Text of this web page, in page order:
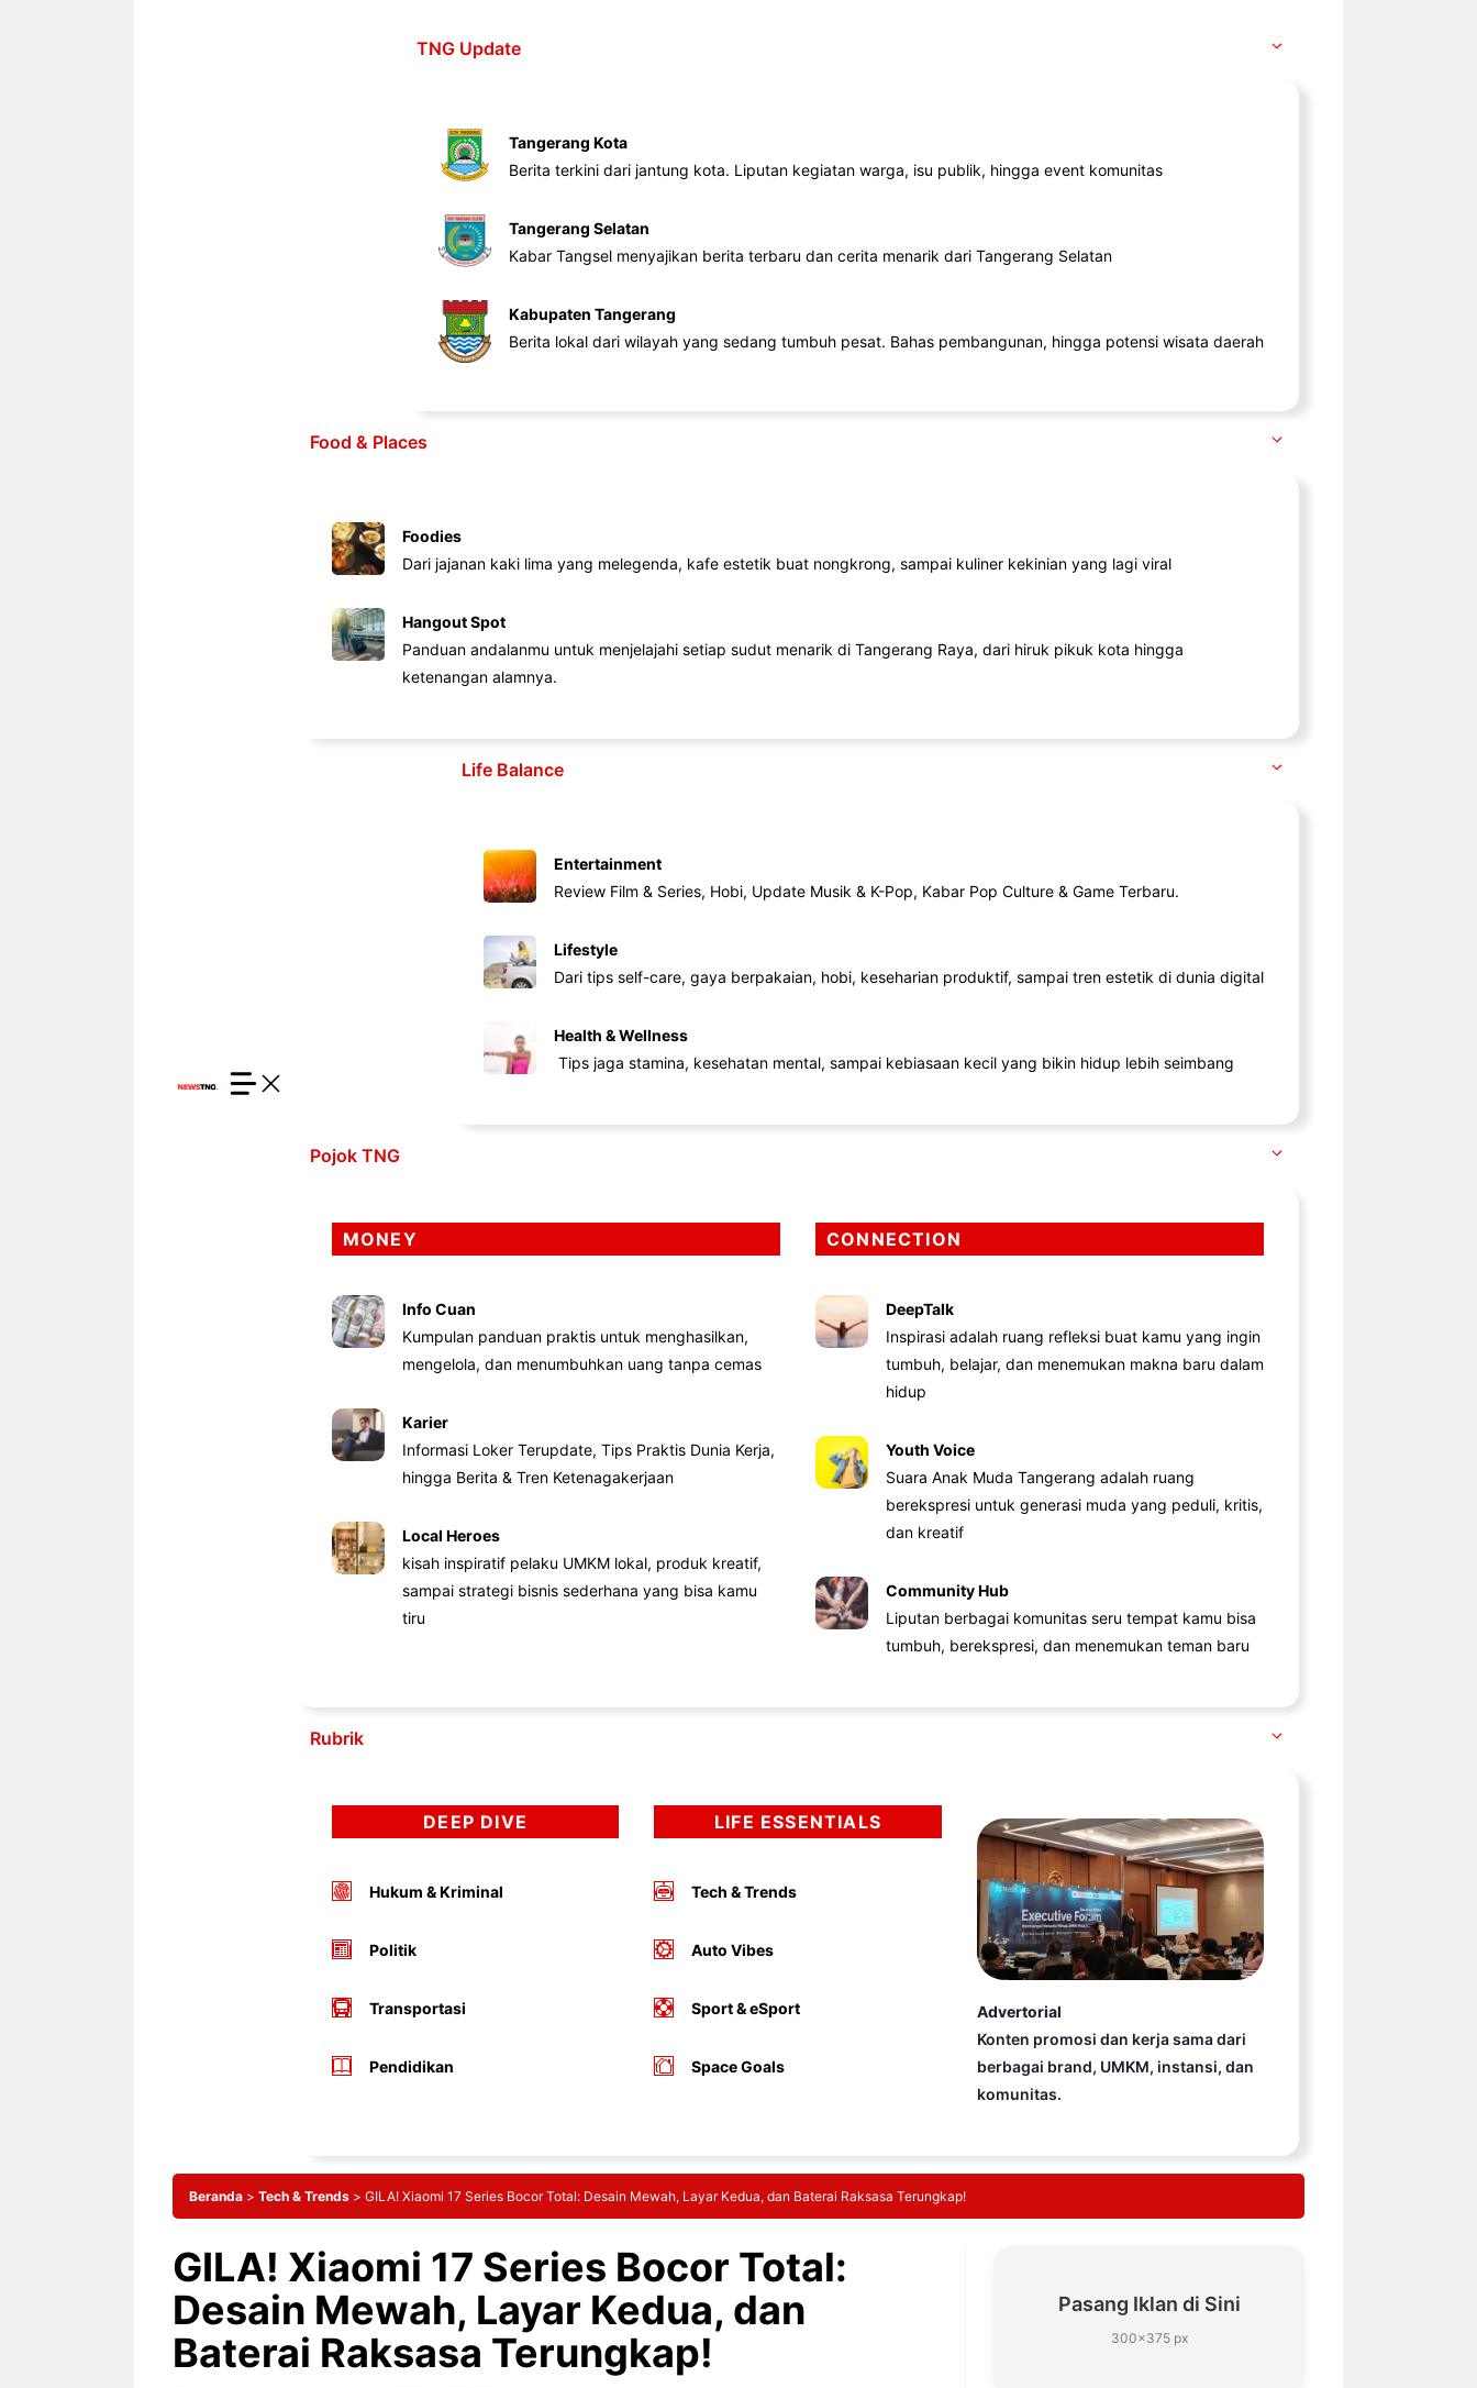
TNG Update
Tangerang Kota
Berita terkini dari jantung kota. Liputan kegiatan warga, isu publik, hingga event komunitas
Tangerang Selatan
Kabar Tangsel menyajikan berita terbaru dan cerita menarik dari Tangerang Selatan
Kabupaten Tangerang
Berita lokal dari wilayah yang sedang tumbuh pesat. Bahas pembangunan, hingga potensi wisata daerah
Food & Places
Foodies
Dari jajanan kaki lima yang melegenda, kafe estetik buat nongkrong, sampai kuliner kekinian yang lagi viral
Hangout Spot
Panduan andalanmu untuk menjelajahi setiap sudut menarik di Tangerang Raya, dari hiruk pikuk kota hingga
ketenangan alamnya.
Life Balance
Entertainment
Review Film & Series, Hobi, Update Musik & K-Pop, Kabar Pop Culture & Game Terbaru.
Lifestyle
Dari tips self-care, gaya berpakaian, hobi, keseharian produktif, sampai tren estetik di dunia digital
Health & Wellness
Tips jaga stamina, kesehatan mental, sampai kebiasaan kecil yang bikin hidup lebih seimbang
Pojok TNG
MONEY
Info Cuan
Kumpulan panduan praktis untuk menghasilkan,
mengelola, dan menumbuhkan uang tanpa cemas
Karier
Informasi Loker Terupdate, Tips Praktis Dunia Kerja,
hingga Berita & Tren Ketenagakerjaan
Local Heroes
kisah inspiratif pelaku UMKM lokal, produk kreatif,
sampai strategi bisnis sederhana yang bisa kamu
tiru
CONNECTION
DeepTalk
Inspirasi adalah ruang refleksi buat kamu yang ingin
tumbuh, belajar, dan menemukan makna baru dalam
hidup
Youth Voice
Suara Anak Muda Tangerang adalah ruang
berekspresi untuk generasi muda yang peduli, kritis,
dan kreatif
Community Hub
Liputan berbagai komunitas seru tempat kamu bisa
tumbuh, berekspresi, dan menemukan teman baru
Rubrik
DEEP DIVE
Hukum & Kriminal
Politik
Transportasi
Pendidikan
LIFE ESSENTIALS
Tech & Trends
Auto Vibes
Sport & eSport
Space Goals
Advertorial
Konten promosi dan kerja sama dari
berbagai brand, UMKM, instansi, dan
komunitas.
Beranda > Tech & Trends > GILA! Xiaomi 17 Series Bocor Total: Desain Mewah, Layar Kedua, dan Baterai Raksasa Terungkap!
GILA! Xiaomi 17 Series Bocor Total:
Desain Mewah, Layar Kedua, dan
Baterai Raksasa Terungkap!
Pasang Iklan di Sini
300×375 px